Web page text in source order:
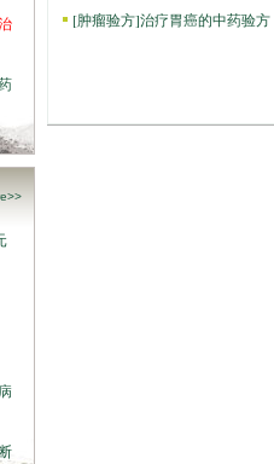
[肿瘤验方]治疗胃癌的中药验方